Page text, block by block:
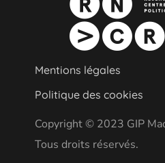
Mentions légales
Politique des cookies
Copyright © 2023 GIP
Tous droits réservés.